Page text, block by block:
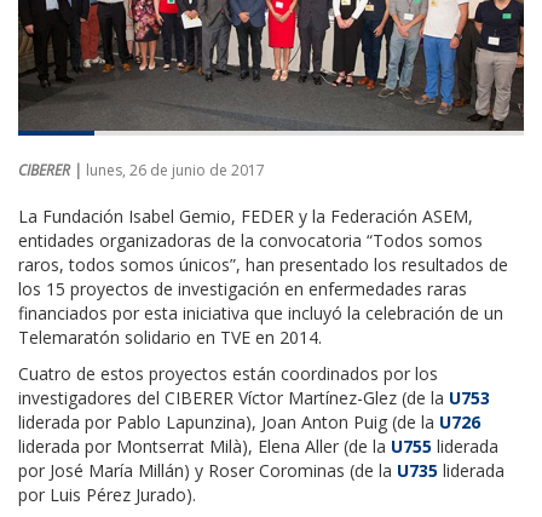
CIBERER | lunes, 26 de junio de 2017
La Fundación Isabel Gemio, FEDER y la Federación ASEM,
entidades organizadoras de la convocatoria “Todos somos
raros, todos somos únicos”, han presentado los resultados de
los 15 proyectos de investigación en enfermedades raras
financiados por esta iniciativa que incluyó la celebración de un
Telemaratón solidario en TVE en 2014.
Cuatro de estos proyectos están coordinados por los
investigadores del CIBERER Víctor Martínez-Glez (de la U753
liderada por Pablo Lapunzina), Joan Anton Puig (de la U726
liderada por Montserrat Milà), Elena Aller (de la U755 liderada
por José María Millán) y Roser Corominas (de la U735 liderada
por Luis Pérez Jurado).